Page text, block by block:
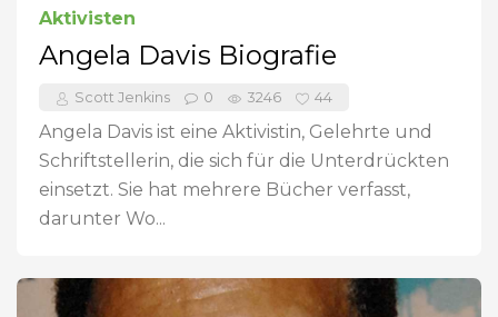
Aktivisten
Angela Davis Biografie
Scott Jenkins 0 3246 44
Angela Davis ist eine Aktivistin, Gelehrte und
Schriftstellerin, die sich für die Unterdrückten
einsetzt. Sie hat mehrere Bücher verfasst,
darunter Wo...